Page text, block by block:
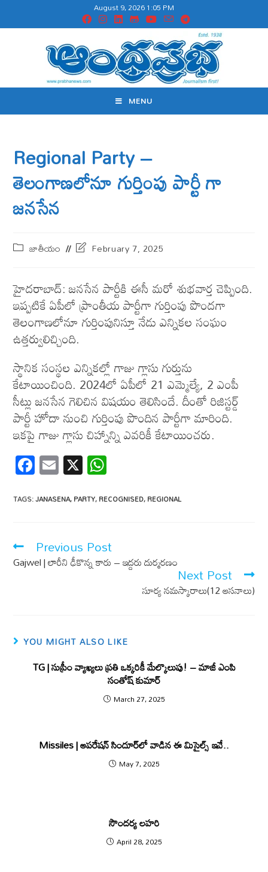
August 9, 2026 1:05 PM
MENU
Regional Party –
తెలంగాణలోనూ గుర్తింపు పార్టీ గా
జనసేన
జాతీయం February 7, 2025
హైదరాబాద్: జనసేన పార్టీకి ఈసీ మరో శుభవార్త చెప్పింది.
ఇప్పటికే ఏపీలో ప్రాంతీయ పార్టీగా గుర్తింపు పొందగా
తెలంగాణలోనూ గుర్తింపునిస్తూ నేడు ఎన్నికల సంఘం
ఉత్తర్వులిచ్చింది.
స్థానిక సంస్థల ఎన్నికల్లో గాజు గ్లాసు గుర్తును
కేటాయించింది. 2024లో ఏపీలో 21 ఎమ్మెల్యే, 2 ఎంపీ
సీట్లు జనసేన గెలిచిన విషయం తెలిసిందే. దీంతో రిజిస్టర్డ్
పార్టీ హోదా నుంచి గుర్తింపు పొందిన పార్టీగా మారింది.
ఇకపై గాజు గ్లాసు చిహ్నాన్ని ఎవరికీ కేటాయించరు.
F
ac
e
o
o
k
E
m
ail
X
at
A
p
TAGS:JANASENA,PARTY,RECOGNISED,REGIONAL
Previous Post
Gajwel | లారీని ఢీకొన్న కారు – ఇద్దరు దుర్మరణం
Next Post
సూర్య నమస్కారాలు(12 ఆసనాలు)
YOU MIGHT ALSO LIKE
TG | సుప్రీం వ్యాఖ్య‌లు ప్ర‌తి ఒక్క‌రికీ మేల్కొలుపు! – మాజీ ఎంపి
సంతోష్ కుమార్‌
March 27, 2025
Missiles | ఆపరేషన్ సిందూర్‌లో వాడిన ఈ మిసైల్స్ ఇవే..
May 7, 2025
సౌందర్య లహరి
April 28, 2025